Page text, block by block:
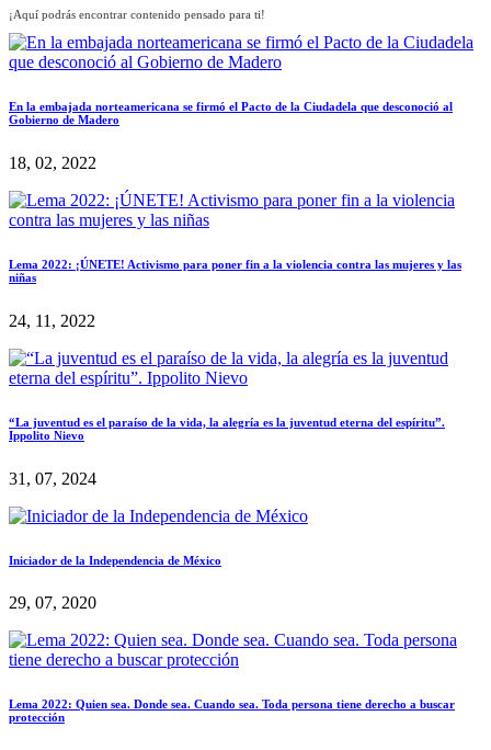
¡Aquí podrás encontrar contenido pensado para ti!
En la embajada norteamericana se firmó el Pacto de la Ciudadela que desconoció al
Gobierno de Madero
18, 02, 2022
Lema 2022: ¡ÚNETE! Activismo para poner fin a la violencia contra las mujeres y las
niñas
24, 11, 2022
“La juventud es el paraíso de la vida, la alegría es la juventud eterna del espíritu”.
Ippolito Nievo
31, 07, 2024
Iniciador de la Independencia de México
29, 07, 2020
Lema 2022: Quien sea. Donde sea. Cuando sea. Toda persona tiene derecho a buscar
protección